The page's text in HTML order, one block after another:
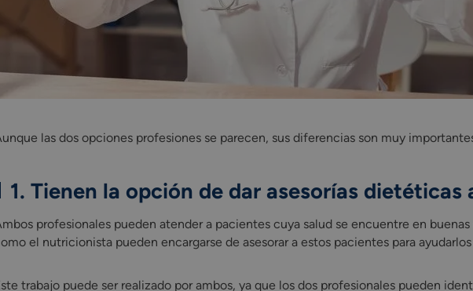
las dos opciones profesiones se parecen, sus diferencias son muy
1. Tienen la opción de dar asesorías dietéticas
profesionales pueden atender a pacientes cuya salud se encuentre en
el nutricionista pueden encargarse de asesorar a estos pacientes para
trabajo puede ser realizado por ambos, ya que los dos profesionales pueden